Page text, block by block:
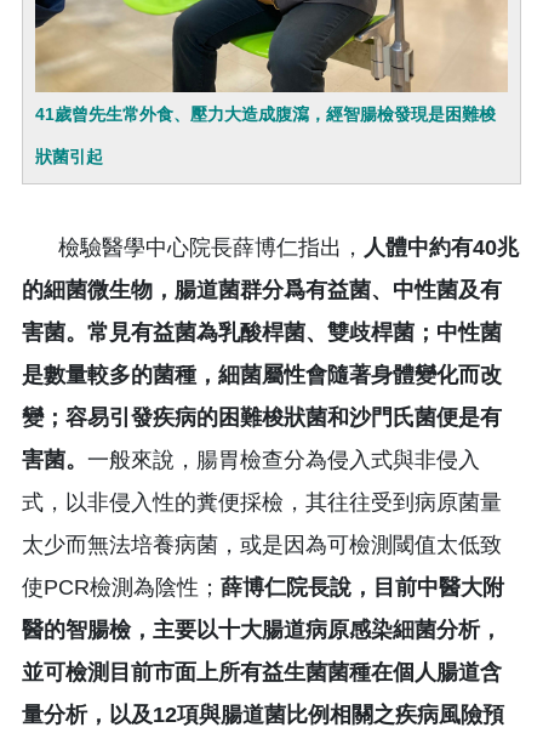
41歲曾先生常外食、壓力大造成腹瀉，經智腸檢發現是困難梭
狀菌引起
檢驗醫學中心院長薛博仁指出， 人體中約有40兆
的細菌微生物，腸道菌群分爲有益菌、中性菌及有
害菌。常見有益菌為乳酸桿菌、雙歧桿菌；中性菌
是數量較多的菌種，細菌屬性會隨著身體變化而改
變；容易引發疾病的困難梭狀菌和沙門氏菌便是有
害菌。 一般來說，腸胃檢查分為侵入式與非侵入
式，以非侵入性的糞便採檢，其往往受到病原菌量
太少而無法培養病菌，或是因為可檢測閾值太低致
使PCR檢測為陰性； 薛博仁院長說，目前中醫大附
醫的智腸檢，主要以十大腸道病原感染細菌分析，
並可檢測目前市面上所有益生菌菌種在個人腸道含
量分析，以及12項與腸道菌比例相關之疾病風險預